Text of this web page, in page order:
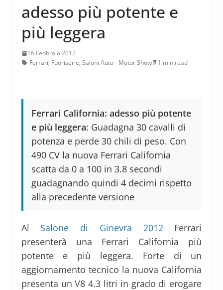
adesso più potente e
più leggera
16 Febbraio 2012
Ferrari, Fuoriserie, Saloni Auto - Motor Show 1 min read
Ferrari California: adesso più potente
e più leggera: Guadagna 30 cavalli di
potenza e perde 30 chili di peso. Con
490 CV la nuova Ferrari California
scatta da 0 a 100 in 3.8 secondi
guadagnando quindi 4 decimi rispetto
alla precedente versione
Al Salone di Ginevra 2012Ferrari
presenterà una Ferrari California più
potente e più leggera. Forte di un
aggiornamento tecnico la nuova California
presenta un V8 4.3 litri in grado di erogare